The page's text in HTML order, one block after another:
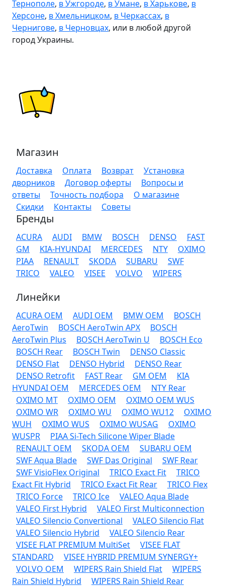
Тернополе, в Ужгороде, в Умане, в Харькове, в
Херсоне, в Хмельницком, в Черкассах, в
Чернигове, в Черновцах, или в любой другой
город Украины.
Магазин
Доставка Оплата Возврат
Установка
дворников
Договор оферты
Вопросы и
ответы
Точность подбора
О магазине
Скидки
Контакты Советы
Бренды
ACURA AUDI BMW BOSCH DENSO
FAST
GM
KIA-HYUNDAI MERCEDES NTY
OXIMO
PIAA
RENAULT SKODA SUBARU
SWF
TRICO
VALEO VISEE VOLVO WIPERS
Линейки
ACURA OEM AUDI OEM BMW OEM
BOSCH
AeroTwin
BOSCH AeroTwin APX
BOSCH
AeroTwin Plus
BOSCH AeroTwin U
BOSCH Eco
BOSCH Rear
BOSCH Twin
DENSO Classic
DENSO Flat
DENSO Hybrid
DENSO Rear
DENSO Retrofit
FAST Rear GM OEM
KIA
HYUNDAI OEM
MERCEDES OEM
NTY Rear
OXIMO MT
OXIMO OEM
OXIMO OEM WUS
OXIMO WR
OXIMO WU OXIMO WU12
OXIMO
WUH
OXIMO WUS OXIMO WUSAG
OXIMO
WUSPR
PIAA Si-Tech Silicone Wiper Blade
RENAULT OEM
SKODA OEM
SUBARU OEM
SWF Aqua Blade
SWF Das Original
SWF Rear
SWF VisioFlex Original
TRICO Exact Fit
TRICO
Exact Fit Hybrid
TRICO Exact Fit Rear
TRICO Flex
TRICO Force
TRICO Ice
VALEO Aqua Blade
VALEO First Hybrid
VALEO First Multiconnection
VALEO Silencio Convertional
VALEO Silencio Flat
VALEO Silencio Hybrid
VALEO Silencio Rear
VISEE FLAT PREMIUM MultiSet
VISEE FLAT
STANDARD
VISEE HYBRID PREMIUM SYNERGY+
VOLVO OEM
WIPERS Rain Shield Flat
WIPERS
Rain Shield Hybrid
WIPERS Rain Shield Rear